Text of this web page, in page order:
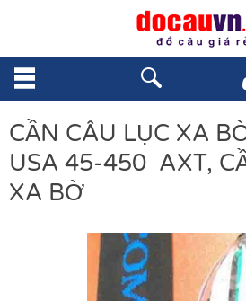
CẦN CÂU LỤC XA
USA 45-450 AXT,
XA BỜ